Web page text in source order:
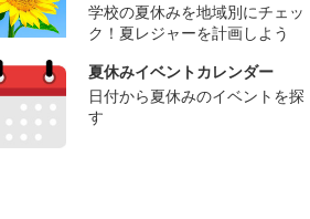
学校の夏休みを地域別にチェッ
ク！夏レジャーを計画しよう
夏休みイベントカレンダー
日付から夏休みのイベントを探
す